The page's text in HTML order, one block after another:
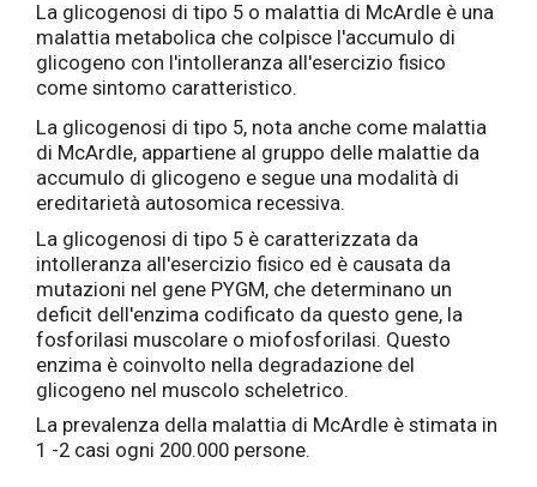
La glicogenosi di tipo 5 o malattia di McArdle è una
malattia metabolica che colpisce l'accumulo di
glicogeno con l'intolleranza all'esercizio fisico
come sintomo caratteristico.
La glicogenosi di tipo 5, nota anche come malattia
di McArdle, appartiene al gruppo delle malattie da
accumulo di glicogeno e segue una modalità di
ereditarietà autosomica recessiva.
La glicogenosi di tipo 5 è caratterizzata da
intolleranza all'esercizio fisico ed è causata da
mutazioni nel gene PYGM, che determinano un
deficit dell'enzima codificato da questo gene, la
fosforilasi muscolare o miofosforilasi. Questo
enzima è coinvolto nella degradazione del
glicogeno nel muscolo scheletrico.
La prevalenza della malattia di McArdle è stimata in
1 -2 casi ogni 200.000 persone.